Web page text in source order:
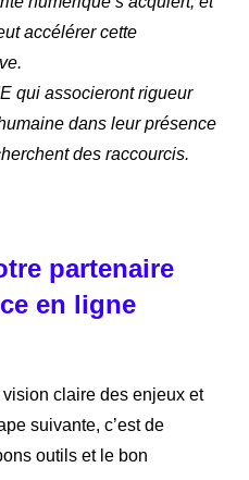
accélérer cette
qui associeront rigueur
dans leur présence
des raccourcis.
partenaire
en ligne
claire des enjeux et
suivante, c’est de
outils et le bon